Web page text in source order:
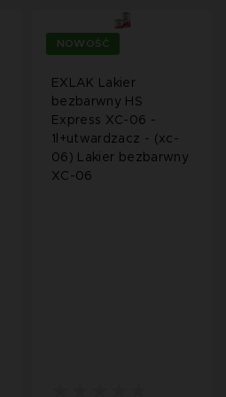
NOWOŚĆ
EXLAK Lakier
bezbarwny HS
Express XC-06 -
1l+utwardzacz - (xc-
06) Lakier bezbarwny
XC-06